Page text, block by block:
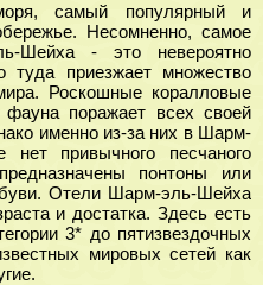
самый популярный и
Несомненно, самое
Шейха - это невероятно
туда приезжает множество
Роскошные коралловые
поражает всех своей
именно из-за них в Шарм-
нет привычного песчаного
понтоны или
Отели Шарм-эль-Шейха
и достатка. Здесь есть
3* до пятизвездочных
мировых сетей как